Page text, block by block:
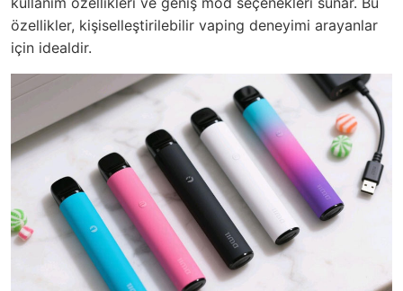
özellikler, kişiselleştirilebilir vaping deneyimi arayanlar
için idealdir.